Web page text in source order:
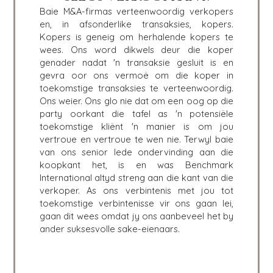
Baie M&A-firmas verteenwoordig verkopers
en, in afsonderlike transaksies, kopers.
Kopers is geneig om herhalende kopers te
wees. Ons word dikwels deur die koper
genader nadat 'n transaksie gesluit is en
gevra oor ons vermoë om die koper in
toekomstige transaksies te verteenwoordig.
Ons weier. Ons glo nie dat om een oog op die
party oorkant die tafel as 'n potensiële
toekomstige kliënt 'n manier is om jou
vertroue en vertroue te wen nie. Terwyl baie
van ons senior lede ondervinding aan die
koopkant het, is en was Benchmark
International altyd streng aan die kant van die
verkoper. As ons verbintenis met jou tot
toekomstige verbintenisse vir ons gaan lei,
gaan dit wees omdat jy ons aanbeveel het by
ander suksesvolle sake-eienaars.
GROEI 'N BESIGHEID
M&A STRATEGIEË
WAAROM BENCHMARK?
VERKEN STORIES
VERKOPER HULPBRONNE
NUUS & BLOG
DIE MARK
PERSVRYSTELLINGS
MEDIA KIT
NYWERHEDE
ARGITEKTUUR EN INGENIEURSWESE
BESIGHEIDSPRODUKTE EN -DIENSTE